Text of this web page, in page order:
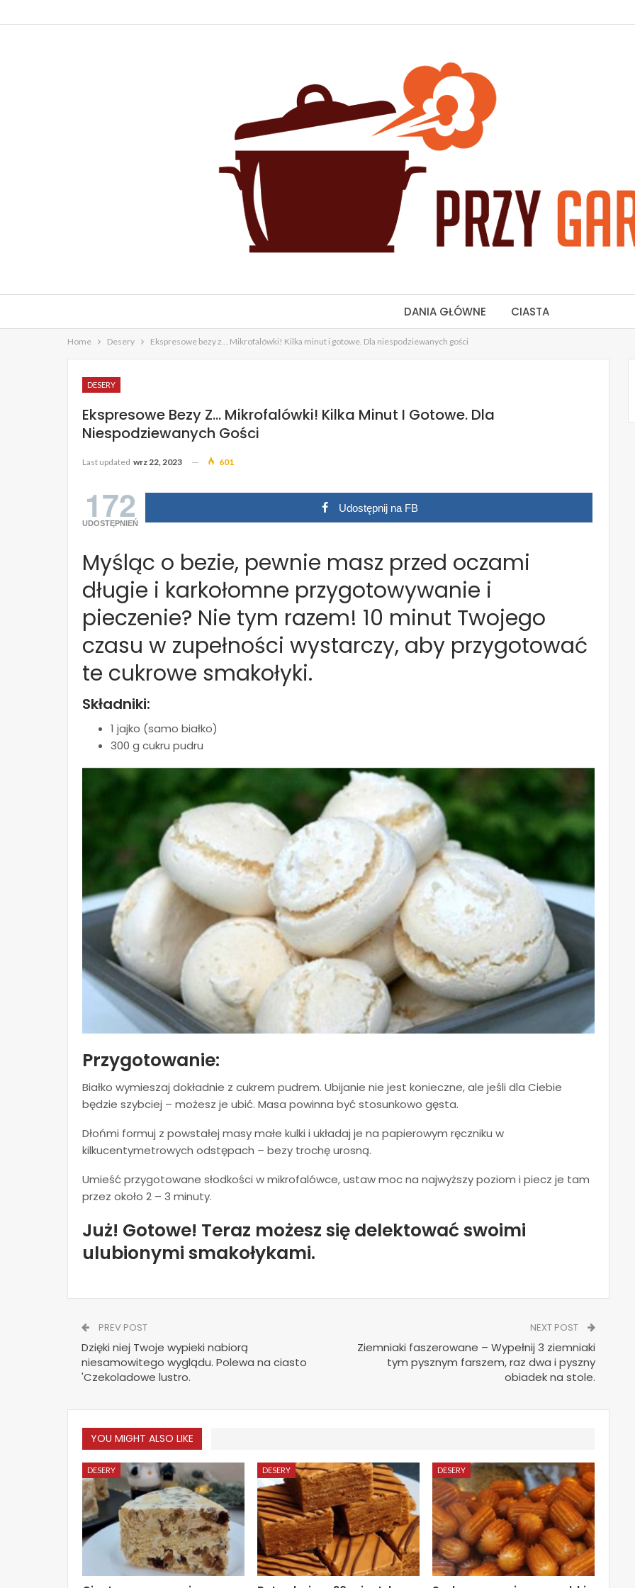
DANIA GŁÓWNE CIASTA
Home Desery Ekspresowe bezy z… Mikrofalówki! Kilka minut i gotowe. Dla niespodziewanych gości
DESERY
Ekspresowe Bezy Z… Mikrofalówki! Kilka Minut I Gotowe. Dla
Niespodziewanych Gości
Last updated wrz 22, 2023 601
172
UDOSTĘPNIEŃ
Udostępnij na FB
Myśląc o bezie, pewnie masz przed oczami
długie i karkołomne przygotowywanie i
pieczenie? Nie tym razem! 10 minut Twojego
czasu w zupełności wystarczy, aby przygotować
te cukrowe smakołyki.
Składniki:
1 jajko (samo białko)
300 g cukru pudru
Przygotowanie:
Białko wymieszaj dokładnie z cukrem pudrem. Ubijanie nie jest konieczne, ale jeśli dla Ciebie
będzie szybciej – możesz je ubić. Masa powinna być stosunkowo gęsta.
Dłońmi formuj z powstałej masy małe kulki i układaj je na papierowym ręczniku w
kilkucentymetrowych odstępach – bezy trochę urosną.
Umieść przygotowane słodkości w mikrofalówce, ustaw moc na najwyższy poziom i piecz je tam
przez około 2 – 3 minuty.
Już! Gotowe! Teraz możesz się delektować swoimi
ulubionymi smakołykami.
PREV POST
Dzięki niej Twoje wypieki nabiorą
niesamowitego wyglądu. Polewa na ciasto
'Czekoladowe lustro.
NEXT POST
Ziemniaki faszerowane – Wypełnij 3 ziemniaki
tym pysznym farszem, raz dwa i pyszny
obiadek na stole.
YOU MIGHT ALSO LIKE
DESERY DESERY DESERY